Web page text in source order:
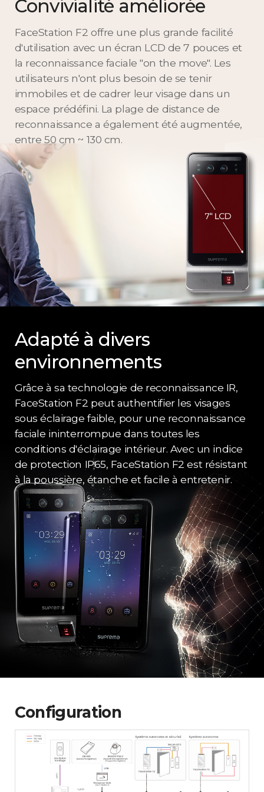
Convivialité améliorée
FaceStation F2 offre une plus grande facilité
d'utilisation avec un écran LCD de 7 pouces et
la reconnaissance faciale "on the move". Les
utilisateurs n'ont plus besoin de se tenir
immobiles et de cadrer leur visage dans un
espace prédéfini. La plage de distance de
reconnaissance a également été augmentée,
entre 50 cm ~ 130 cm.
Adapté à divers
environnements
Grâce à sa technologie de reconnaissance IR,
FaceStation F2 peut authentifier les visages
sous éclairage faible, pour une reconnaissance
faciale ininterrompue dans toutes les
conditions d'éclairage intérieur. Avec un indice
de protection IP65, FaceStation F2 est résistant
à la poussière, étanche et facile à entretenir.
Configuration